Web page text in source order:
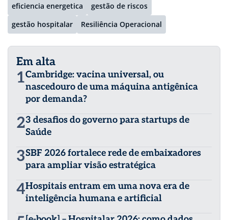
eficiencia energetica
gestão de riscos
gestão hospitalar
Resiliência Operacional
Em alta
1Cambridge: vacina universal, ou
nascedouro de uma máquina antigênica
por demanda?
23 desafios do governo para startups de
Saúde
3SBF 2026 fortalece rede de embaixadores
para ampliar visão estratégica
4Hospitais entram em uma nova era de
inteligência humana e artificial